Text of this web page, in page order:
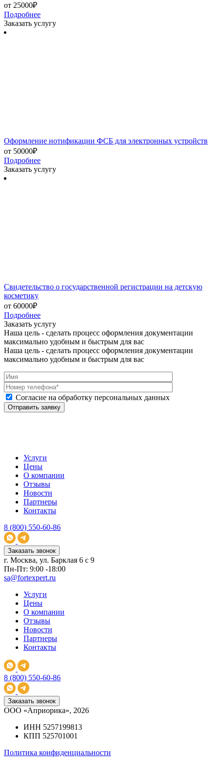
от 25000₽
Подробнее
Заказать услугу
Оформление нотификации ФСБ для электронных устройств
от 50000₽
Подробнее
Заказать услугу
Свидетельство о государственной регистрации на детскую
косметику
от 60000₽
Подробнее
Заказать услугу
Наша цель - сделать процесс оформления документации
максимально удобным и быстрым для вас
Наша цель - сделать процесс оформления документации
максимально удобным и быстрым для вас
Согласие на обработку персональных данных
Услуги
Цены
О компании
Отзывы
Новости
Партнеры
Контакты
8 (800) 550-60-86
Заказать звонок
г. Москва, ул. Барклая 6 с 9
Пн-Пт: 9:00 -18:00
sa@fortexpert.ru
Услуги
Цены
О компании
Отзывы
Новости
Партнеры
Контакты
8 (800) 550-60-86
Заказать звонок
ООО «Априорика», 2026
ИНН 5257199813
КПП 525701001
Политика конфиденциальности